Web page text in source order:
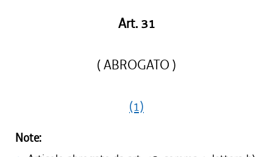
Art. 31
( ABROGATO )
(1)
Note: